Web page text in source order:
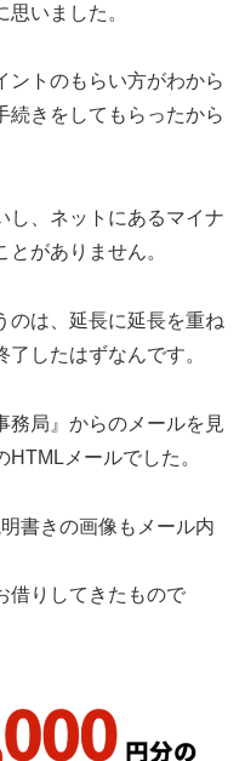
いました。
ントのもらい方がわから
続きをしてもらったから
し、ネットにあるマイナ
がありません。
のは、延長に延長を重ね
したはずなんです。
務局』からのメールを見
メールでした。
書きの画像もメール内
りしてきたもので